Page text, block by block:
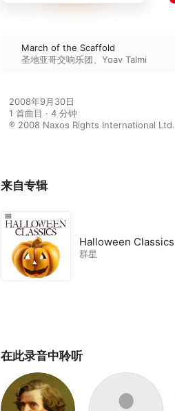
March of the Scaffold
圣地亚哥交响乐团
Yoav Talmi
2008年9月30日
1 首曲目 · 4 分钟
℗ 2008 Naxos Rights International Ltd.
来自专辑
Halloween Classics
群星
在此录音中聆听